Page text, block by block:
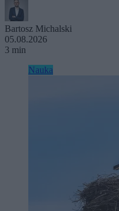
Bartosz Michalski
05.08.2026
3 min
Nauka